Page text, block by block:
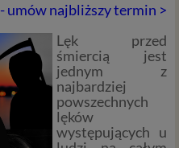
umów najbliższy termin >
Lęk przed
śmiercią jest
jednym z
najbardziej
powszechnych
lęków
występujących u